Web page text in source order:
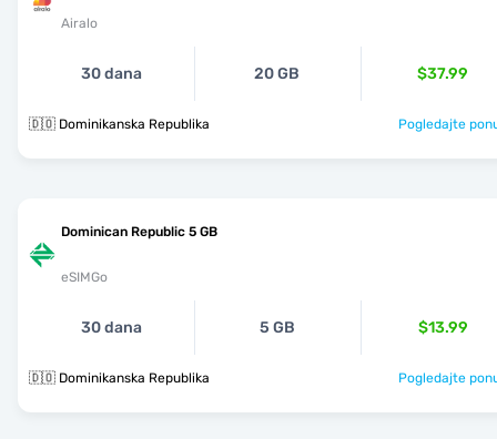
Airalo
30 dana 20 GB $37.99
🇩🇴 Dominikanska Republika Pogledajte
Dominican Republic 5 GB
eSIMGo
30 dana 5 GB $13.99
🇩🇴 Dominikanska Republika Pogledajte